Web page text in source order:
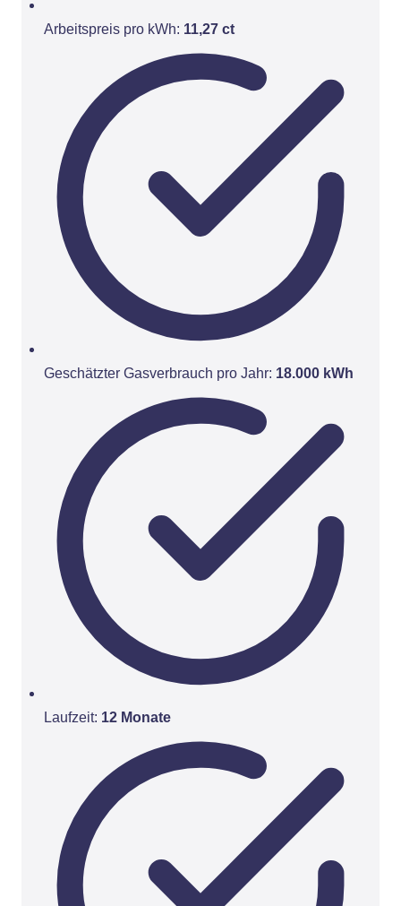
Arbeitspreis pro kWh: 11,27 ct
Geschätzter Gasverbrauch pro Jahr: 18.000 kWh
Laufzeit: 12 Monate